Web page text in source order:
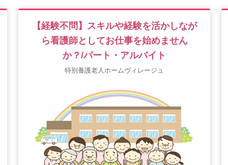
【経験不問】スキルや経験を活かしなが
ら看護師としてお仕事を始めません
か？/パート・アルバイト
特別養護老人ホームヴィレージュ